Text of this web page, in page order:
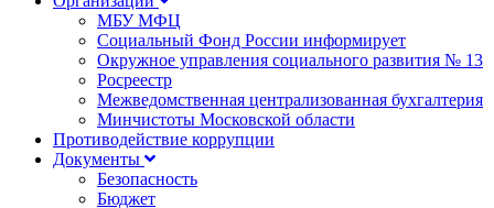
МБУ МФЦ
Социальный Фонд России информирует
Окружное управления социального развития № 13
Росреестр
Межведомственная централизованная бухгалтерия
Минчистоты Московской области
Противодействие коррупции
Документы
Безопасность
Бюджет